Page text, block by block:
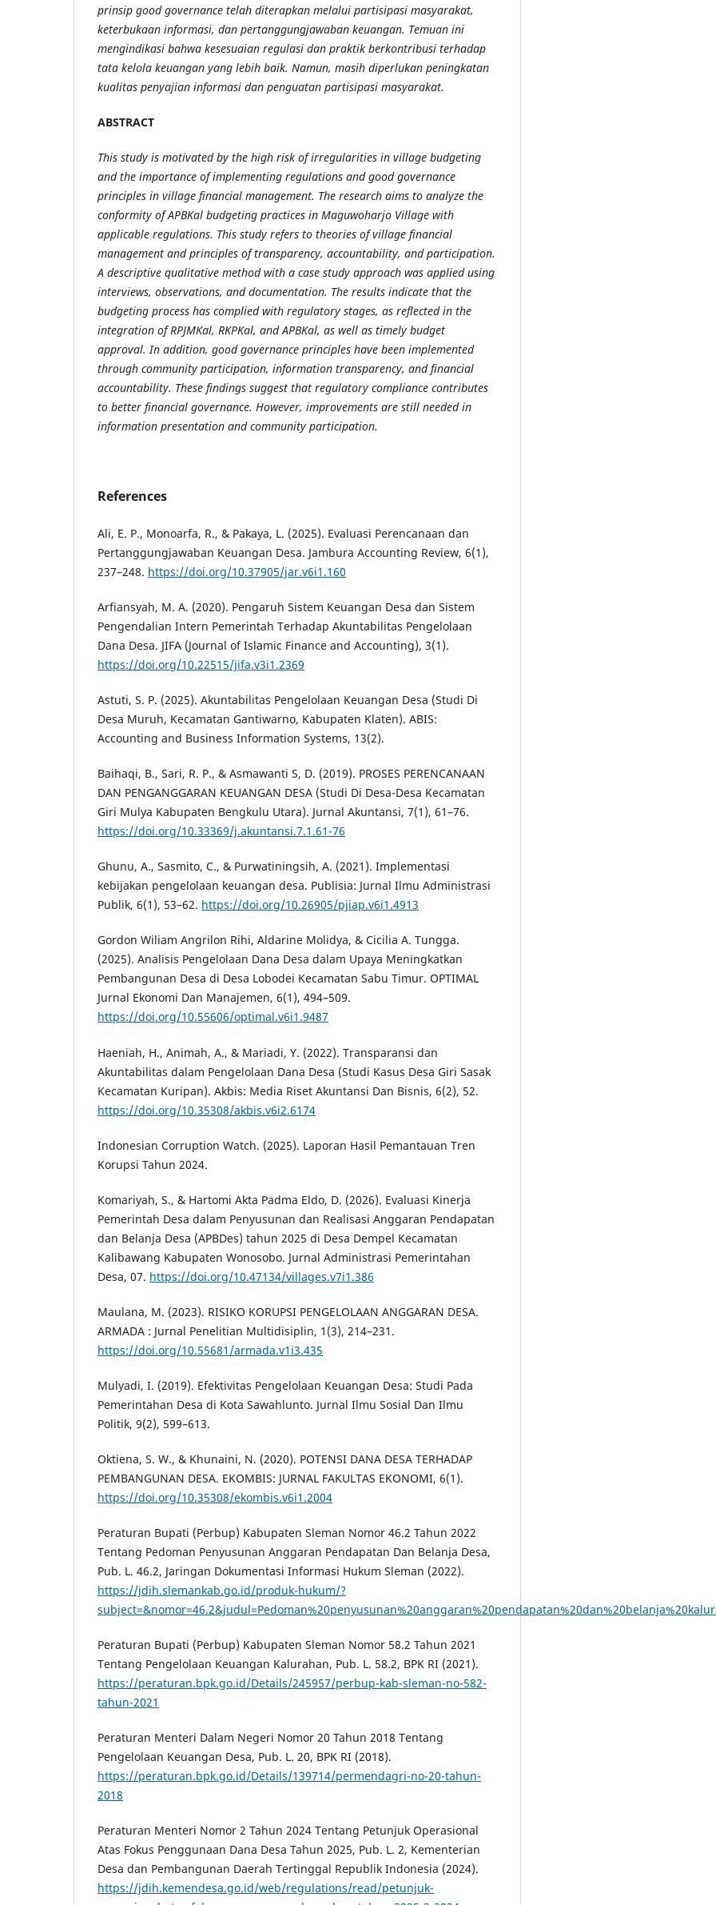
prinsip good governance telah diterapkan melalui partisipasi masyarakat,
keterbukaan informasi, dan pertanggungjawaban keuangan. Temuan ini
mengindikasi bahwa kesesuaian regulasi dan praktik berkontribusi terhadap
tata kelola keuangan yang lebih baik. Namun, masih diperlukan peningkatan
kualitas penyajian informasi dan penguatan partisipasi masyarakat.
ABSTRACT
This study is motivated by the high risk of irregularities in village budgeting
and the importance of implementing regulations and good governance
principles in village financial management. The research aims to analyze the
conformity of APBKal budgeting practices in Maguwoharjo Village with
applicable regulations. This study refers to theories of village financial
management and principles of transparency, accountability, and participation.
A descriptive qualitative method with a case study approach was applied using
interviews, observations, and documentation. The results indicate that the
budgeting process has complied with regulatory stages, as reflected in the
integration of RPJMKal, RKPKal, and APBKal, as well as timely budget
approval. In addition, good governance principles have been implemented
through community participation, information transparency, and financial
accountability. These findings suggest that regulatory compliance contributes
to better financial governance. However, improvements are still needed in
information presentation and community participation.
References
Ali, E. P., Monoarfa, R., & Pakaya, L. (2025). Evaluasi Perencanaan dan
Pertanggungjawaban Keuangan Desa. Jambura Accounting Review, 6(1),
237–248. https://doi.org/10.37905/jar.v6i1.160
Arfiansyah, M. A. (2020). Pengaruh Sistem Keuangan Desa dan Sistem
Pengendalian Intern Pemerintah Terhadap Akuntabilitas Pengelolaan
Dana Desa. JIFA (Journal of Islamic Finance and Accounting), 3(1).
https://doi.org/10.22515/jifa.v3i1.2369
Astuti, S. P. (2025). Akuntabilitas Pengelolaan Keuangan Desa (Studi Di
Desa Muruh, Kecamatan Gantiwarno, Kabupaten Klaten). ABIS:
Accounting and Business Information Systems, 13(2).
Baihaqi, B., Sari, R. P., & Asmawanti S, D. (2019). PROSES PERENCANAAN
DAN PENGANGGARAN KEUANGAN DESA (Studi Di Desa-Desa Kecamatan
Giri Mulya Kabupaten Bengkulu Utara). Jurnal Akuntansi, 7(1), 61–76.
https://doi.org/10.33369/j.akuntansi.7.1.61-76
Ghunu, A., Sasmito, C., & Purwatiningsih, A. (2021). Implementasi
kebijakan pengelolaan keuangan desa. Publisia: Jurnal Ilmu Administrasi
Publik, 6(1), 53–62. https://doi.org/10.26905/pjiap.v6i1.4913
Gordon Wiliam Angrilon Rihi, Aldarine Molidya, & Cicilia A. Tungga.
(2025). Analisis Pengelolaan Dana Desa dalam Upaya Meningkatkan
Pembangunan Desa di Desa Lobodei Kecamatan Sabu Timur. OPTIMAL
Jurnal Ekonomi Dan Manajemen, 6(1), 494–509.
https://doi.org/10.55606/optimal.v6i1.9487
Haeniah, H., Animah, A., & Mariadi, Y. (2022). Transparansi dan
Akuntabilitas dalam Pengelolaan Dana Desa (Studi Kasus Desa Giri Sasak
Kecamatan Kuripan). Akbis: Media Riset Akuntansi Dan Bisnis, 6(2), 52.
https://doi.org/10.35308/akbis.v6i2.6174
Indonesian Corruption Watch. (2025). Laporan Hasil Pemantauan Tren
Korupsi Tahun 2024.
Komariyah, S., & Hartomi Akta Padma Eldo, D. (2026). Evaluasi Kinerja
Pemerintah Desa dalam Penyusunan dan Realisasi Anggaran Pendapatan
dan Belanja Desa (APBDes) tahun 2025 di Desa Dempel Kecamatan
Kalibawang Kabupaten Wonosobo. Jurnal Administrasi Pemerintahan
Desa, 07. https://doi.org/10.47134/villages.v7i1.386
Maulana, M. (2023). RISIKO KORUPSI PENGELOLAAN ANGGARAN DESA.
ARMADA : Jurnal Penelitian Multidisiplin, 1(3), 214–231.
https://doi.org/10.55681/armada.v1i3.435
Mulyadi, I. (2019). Efektivitas Pengelolaan Keuangan Desa: Studi Pada
Pemerintahan Desa di Kota Sawahlunto. Jurnal Ilmu Sosial Dan Ilmu
Politik, 9(2), 599–613.
Oktiena, S. W., & Khunaini, N. (2020). POTENSI DANA DESA TERHADAP
PEMBANGUNAN DESA. EKOMBIS: JURNAL FAKULTAS EKONOMI, 6(1).
https://doi.org/10.35308/ekombis.v6i1.2004
Peraturan Bupati (Perbup) Kabupaten Sleman Nomor 46.2 Tahun 2022
Tentang Pedoman Penyusunan Anggaran Pendapatan Dan Belanja Desa,
Pub. L. 46.2, Jaringan Dokumentasi Informasi Hukum Sleman (2022).
https://jdih.slemankab.go.id/produk-hukum/?
Peraturan Bupati (Perbup) Kabupaten Sleman Nomor 58.2 Tahun 2021
Tentang Pengelolaan Keuangan Kalurahan, Pub. L. 58.2, BPK RI (2021).
https://peraturan.bpk.go.id/Details/245957/perbup-kab-sleman-no-582-
tahun-2021
Peraturan Menteri Dalam Negeri Nomor 20 Tahun 2018 Tentang
Pengelolaan Keuangan Desa, Pub. L. 20, BPK RI (2018).
https://peraturan.bpk.go.id/Details/139714/permendagri-no-20-tahun-
2018
Peraturan Menteri Nomor 2 Tahun 2024 Tentang Petunjuk Operasional
Atas Fokus Penggunaan Dana Desa Tahun 2025, Pub. L. 2, Kementerian
Desa dan Pembangunan Daerah Tertinggal Republik Indonesia (2024).
https://jdih.kemendesa.go.id/web/regulations/read/petunjuk-